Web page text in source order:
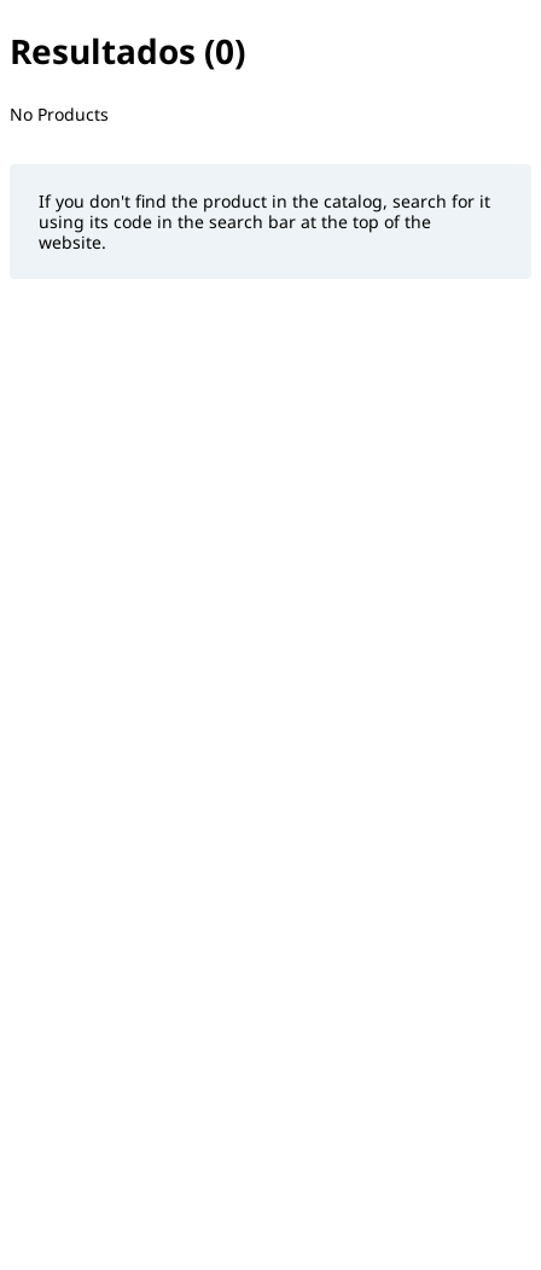
Resultados (0)
No filter(s) selected
No Products
If you don't find the product in the catalog, search for it
using its code in the search bar at the top of the
website.